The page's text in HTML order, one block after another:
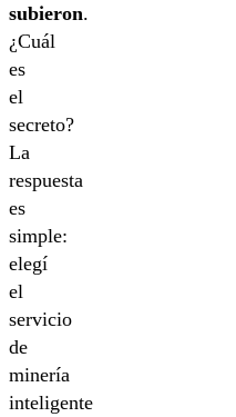
subieron.
¿Cuál
es
el
secreto?
La
respuesta
es
simple:
elegí
el
servicio
de
minería
inteligente